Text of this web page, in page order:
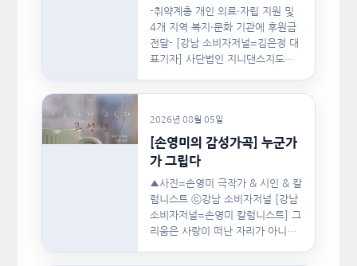
-취약계층 개인 의료·자립 지원 및
4개 지역 복지·문화 기관에 후원금
전달- [강남 소비자저널=김은정 대
표기자] 사단법인 지니댄스지도자
지난…
2026년 08월 05일
[손영미의 감성가곡] 누군가
가 그립다
▲사진=손영미 극작가 & 시인 & 칼
럼니스트 ⓒ강남 소비자저널 [강남
소비자저널=손영미 칼럼니스트] 그
리움은 사랑이 떠난 자리가 아니라,